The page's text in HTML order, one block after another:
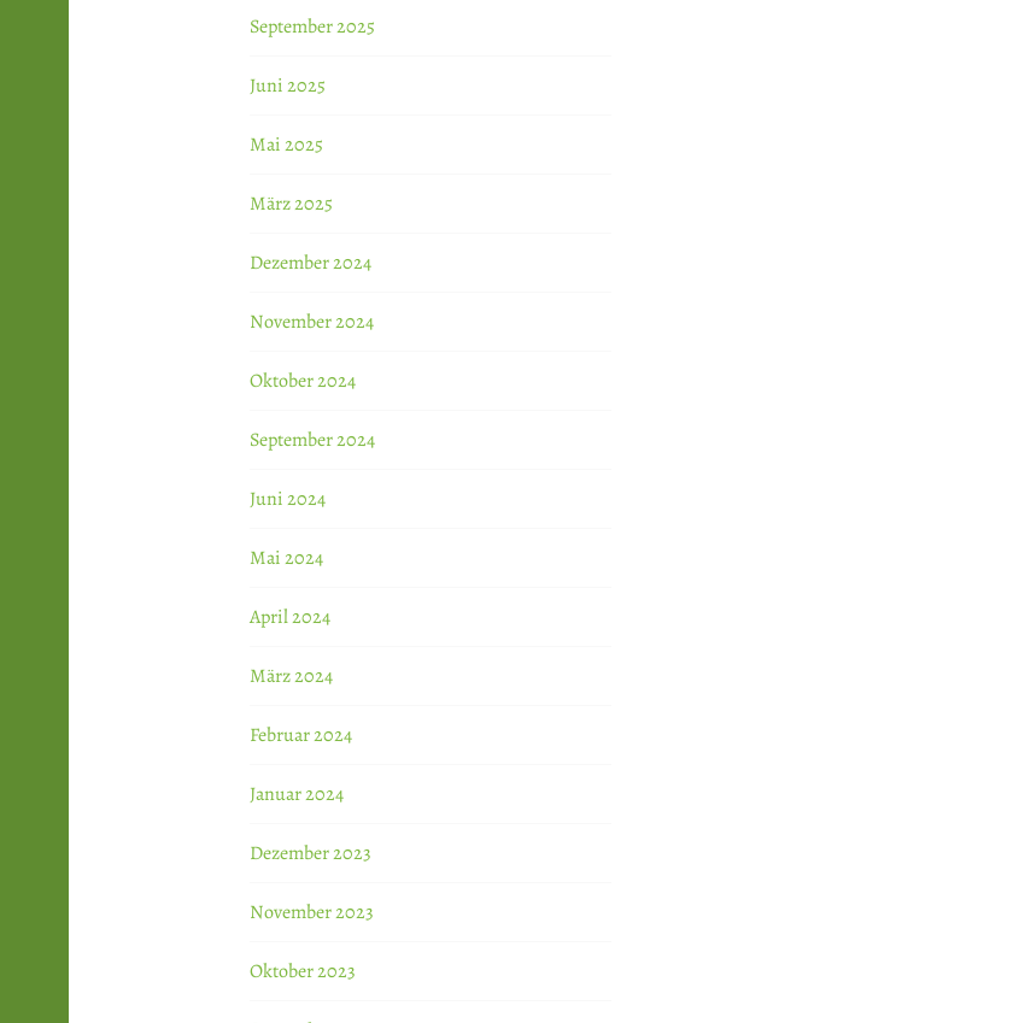
September 2025
Juni 2025
Mai 2025
März 2025
Dezember 2024
November 2024
Oktober 2024
September 2024
Juni 2024
Mai 2024
April 2024
März 2024
Februar 2024
Januar 2024
Dezember 2023
November 2023
Oktober 2023